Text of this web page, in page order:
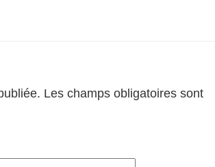
Les champs obligatoires sont